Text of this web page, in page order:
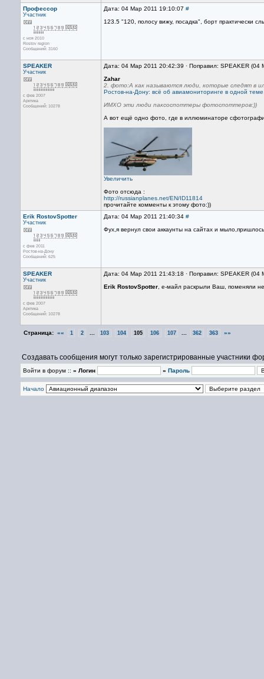
Профессор
Участник
с ноя 2010
Rostov region
Сообщений: 3160
Дата: 04 Мар 2011 19:10:07 #
123.5 "120, полосу вижу, посадка", борт практически
SPEAKER
Участник
с фев 2007
Арктика
Сообщений: 10278
Дата: 04 Мар 2011 20:42:39 · Поправил: SPEAKER
Zahar
2. фото:А как называются люди, которые следят в
Ростов-на-Дону: всё об авиамониторинге в одной
ИМХО эти люди паксоспоттеры фотоспоттеров:))
А вот ещё одно фото, где в иллюминаторе
Увеличить
Фото отсюда :
http://russianplanes.net/EN/ID11814
прочитайте комменты к этому фото:))
Erik RostovSpotter
Участник
с фев 2011
Ростов-на-Дону
Сообщений: 625
Дата: 04 Мар 2011 21:40:34 #
Фух,я вернул свои аккаунты на сайтах и
SPEAKER
Участник
с фев 2007
Арктика
Сообщений: 10278
Дата: 04 Мар 2011 21:43:18 · Поправил: SPEAKER
Erik RostovSpotter , е-майл раскрыли Ваш, поменяли
Страница: «« 1 2 103 104 105 106 107 362 363 »»
Создавать сообщения могут только зарегистрированные участники
Войти в форум :: » Логин » Пароль
Начало